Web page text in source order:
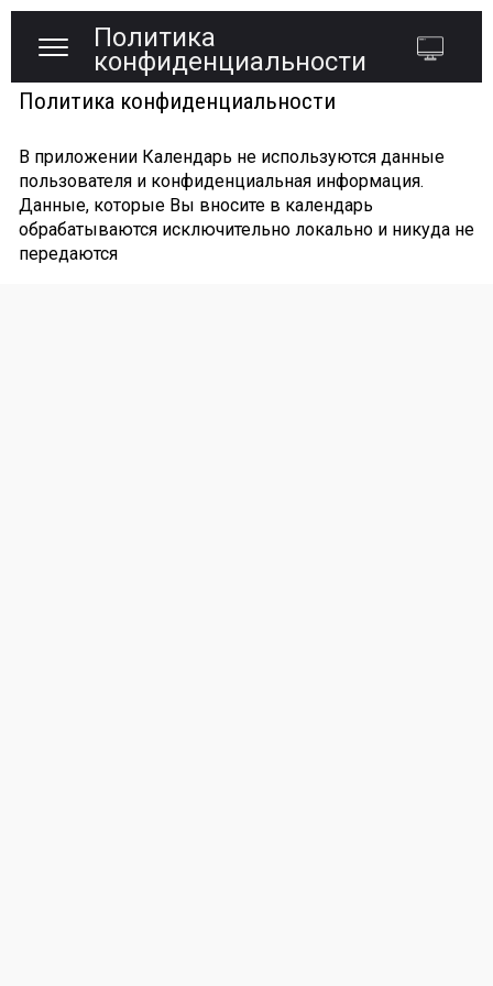
Политика
конфиденциальности
Политика конфиденциальности
В приложении Календарь не используются данные
пользователя и конфиденциальная информация.
Данные, которые Вы вносите в календарь
обрабатываются исключительно локально и никуда не
передаются